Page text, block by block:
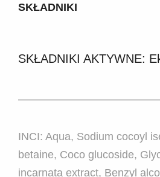
SKŁADNIKI
SKŁADNIKI AKTYWNE:
INCI: Aqua, Sodium cocoyl
betaine, Coco glucoside,
incarnata extract, Benzyl